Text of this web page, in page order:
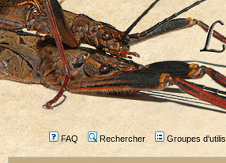
FAQ Rechercher Groupes